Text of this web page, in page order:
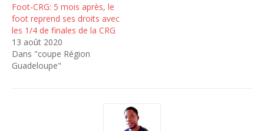
Foot-CRG: 5 mois après, le
foot reprend ses droits avec
les 1/4 de finales de la CRG
13 août 2020
Dans "coupe Région
Guadeloupe"